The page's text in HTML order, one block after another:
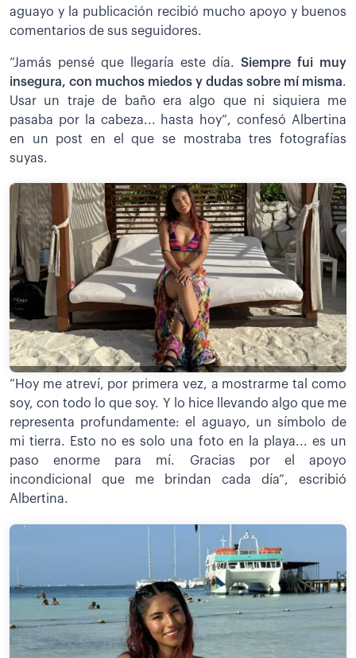
aguayo y la publicación recibió mucho apoyo y buenos
comentarios de sus seguidores.
“Jamás pensé que llegaría este día.
Siempre fui muy
insegura, con muchos miedos y dudas sobre mí misma.
Usar un traje de baño era algo que ni siquiera me
pasaba por la cabeza... hasta hoy”, confesó Albertina
en un post en el que se mostraba tres fotografías
suyas.
“Hoy me atreví, por primera vez, a mostrarme tal como
soy, con todo lo que soy. Y lo hice llevando algo que me
representa profundamente: el aguayo, un símbolo de
mi tierra. Esto no es solo una foto en la playa... es un
paso enorme para mí. Gracias por el apoyo
incondicional que me brindan cada día”, escribió
Albertina.